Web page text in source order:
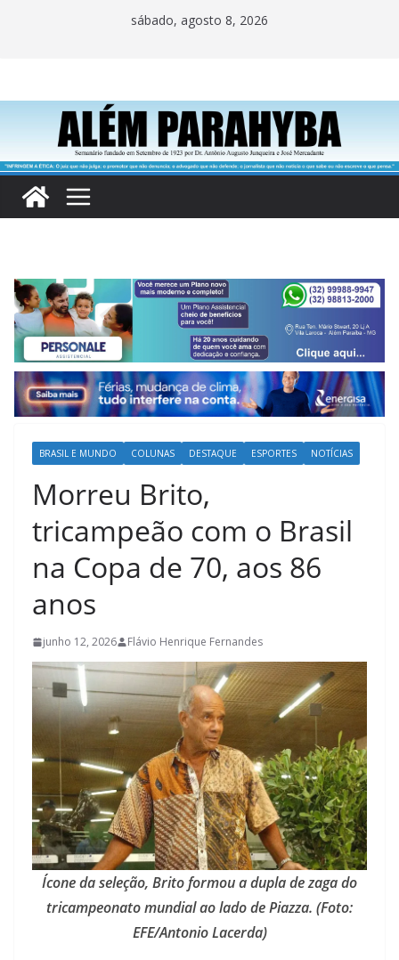
sábado, agosto 8, 2026
BRASIL E MUNDO COLUNAS DESTAQUE ESPORTES NOTÍCIAS
Morreu Brito,
tricampeão com o Brasil
na Copa de 70, aos 86
anos
junho 12, 2026 Flávio Henrique Fernandes
Ícone da seleção, Brito formou a dupla de zaga do
tricampeonato mundial ao lado de Piazza. (Foto:
EFE/Antonio Lacerda)